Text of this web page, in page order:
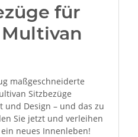
für
maßgeschneiderte
Sitzbezüge
und Design – und das zu
Sie jetzt und verleihen
neues Innenleben!